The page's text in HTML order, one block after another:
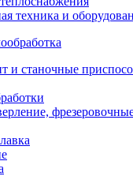
техника и
и станочные